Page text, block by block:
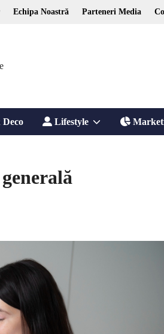
Echipa Noastră Parteneri Media
Deco Lifestyle Show